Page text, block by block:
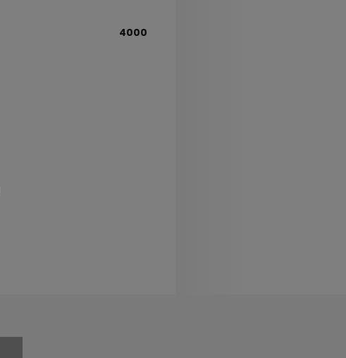
4000